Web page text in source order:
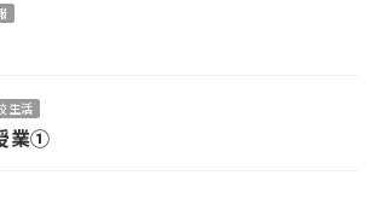
生活
業①